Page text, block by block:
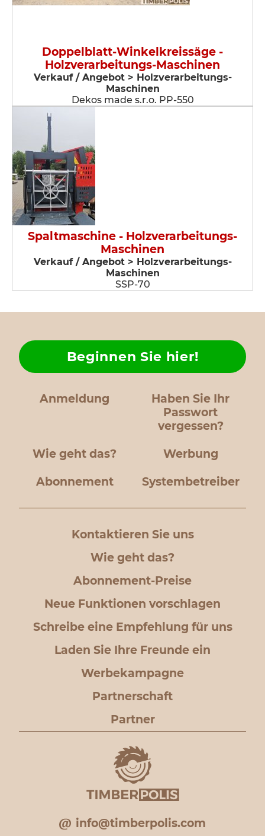
Doppelblatt-Winkelkreissäge -
Holzverarbeitungs-Maschinen
Verkauf / Angebot > Holzverarbeitungs-
Maschinen
Dekos made s.r.o. PP-550
Spaltmaschine - Holzverarbeitungs-
Maschinen
Verkauf / Angebot > Holzverarbeitungs-
Maschinen
SSP-70
Anmeldung
Haben Sie Ihr
Passwort
vergessen?
Wie geht das?
Beginnen Sie hier!
Werbung
Abonnement Systembetreiber
Kontaktieren Sie uns
Wie geht das?
Abonnement-Preise
Neue Funktionen vorschlagen
Schreibe eine Empfehlung für uns
Laden Sie Ihre Freunde ein
Werbekampagne
Partnerschaft
Partner
info@timberpolis.com